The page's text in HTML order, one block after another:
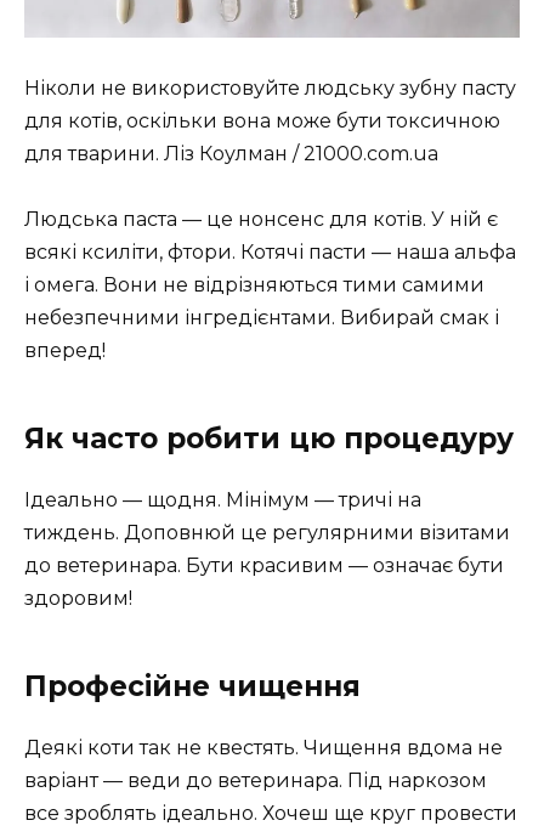
Ніколи не використовуйте людську зубну пасту
для котів, оскільки вона може бути токсичною
для тварини. Ліз Коулман / 21000.com.ua
Людська паста — це нонсенс для котів. У ній є
всякі ксиліти, фтори. Котячі пасти — наша альфа
і омега. Вони не відрізняються тими самими
небезпечними інгредієнтами. Вибирай смак і
вперед!
Як часто робити цю процедуру
Ідеально — щодня. Мінімум — тричі на
тиждень. Доповнюй це регулярними візитами
до ветеринара. Бути красивим — означає бути
здоровим!
Професійне чищення
Деякі коти так не квестять. Чищення вдома не
варіант — веди до ветеринара. Під наркозом
все зроблять ідеально. Хочеш ще круг провести